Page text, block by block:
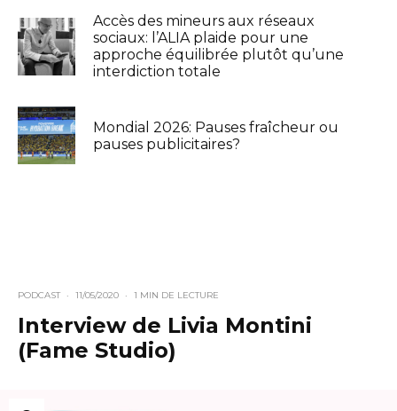
Accès des mineurs aux réseaux
sociaux: l’ALIA plaide pour une
approche équilibrée plutôt qu’une
interdiction totale
Mondial 2026: Pauses fraîcheur ou
pauses publicitaires?
PODCAST · 11/05/2020 · 1 MIN DE LECTURE
Interview de Livia Montini
(Fame Studio)